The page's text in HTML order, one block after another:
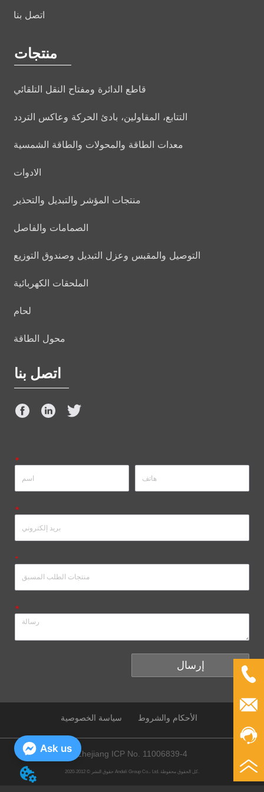
اتصل بنا
منتجات
قاطع الدائرة ومفتاح النقل التلقائي
التتابع، المقاولين، بادئ الحركة وعاكس التردد
معدات الطاقة والمحولات والطاقة الشمسية
الادوات
منتجات المؤشر والتبديل والتحذير
الصمامات والفاصل
التوصيل والمقبس وعزل التبديل وصندوق التوزيع
الملحقات الكهربائية
لحام
محول الطاقة
اتصل بنا
*
*
*
*
إرسال
سياسة الخصوصية الأحكام والشروط
Zhejiang ICP No. 11006839-4
حقوق النشر © 2012-2020 Andeli Group Co.، Ltd. كل الحقوق محفوظة.
Ask us